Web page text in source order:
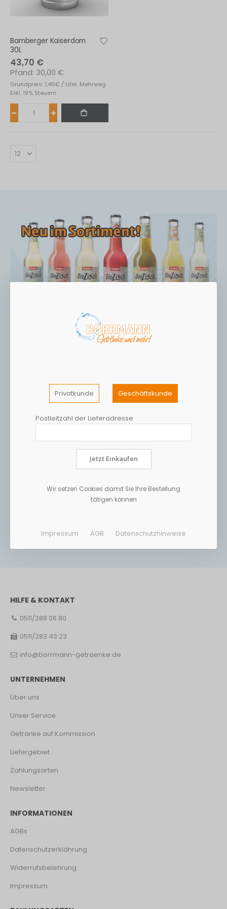
Bamberger Kaiserdom
30L
43,70 €
Grundpreis: 1,46€ / Liter, Mehrweg
30,00 €
Exkl. 19% Steuern
HILFE & KONTAKT
0511/288 06 80
0511/283 43 23
info@borrmann-getraenke.de
UNTERNEHMEN
Über uns
Unser Service
Getränke auf Kommission
Liefergebiet
Zahlungsarten
Newsletter
INFORMATIONEN
AGBs
Datenschutzerklährung
Widerrufsbelehrung
Impressum
Privatkunde Geschäftskunde
Postleitzahl der Lieferadresse
Jetzt Einkaufen
Wir setzen Cookies damit Sie Ihre Bestellung
tätigen können
Impressum AGB Datenschutzhinweise